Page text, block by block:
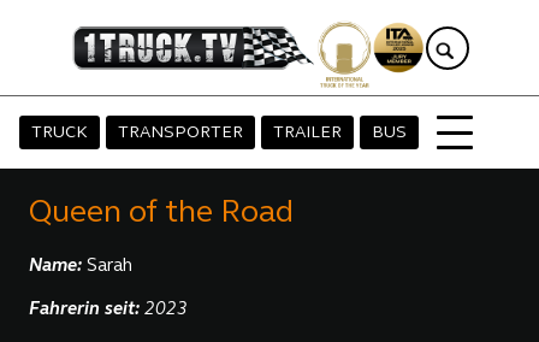
TRUCK TRANSPORTER TRAILER BUS
Queen of the Road
Name:Sarah
Fahrerin seit:2023